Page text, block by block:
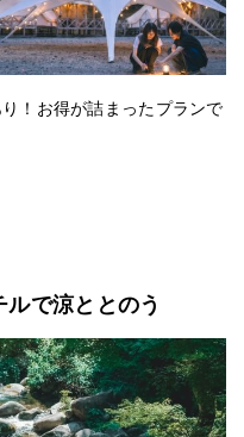
！お得が詰まったプランで
ルで涼ととのう